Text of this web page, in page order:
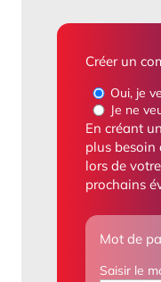
Créer un
Oui, je
Je ne
En créant
plus besoin
lors de
prochains
Mot de
Saisir le